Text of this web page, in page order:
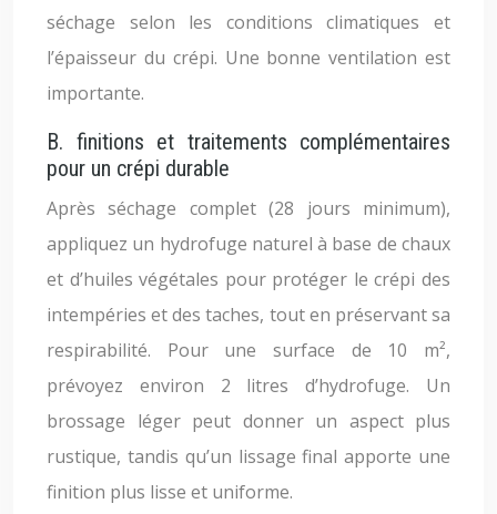
séchage selon les conditions climatiques et
l’épaisseur du crépi. Une bonne ventilation est
importante.
B. finitions et traitements complémentaires
pour un crépi durable
Après séchage complet (28 jours minimum),
appliquez un hydrofuge naturel à base de chaux
et d’huiles végétales pour protéger le crépi des
intempéries et des taches, tout en préservant sa
respirabilité. Pour une surface de 10 m²,
prévoyez environ 2 litres d’hydrofuge. Un
brossage léger peut donner un aspect plus
rustique, tandis qu’un lissage final apporte une
finition plus lisse et uniforme.